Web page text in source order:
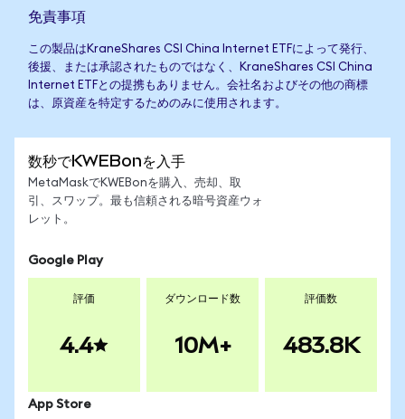
免責事項
この製品はKraneShares CSI China Internet ETFによって発行、
後援、または承認されたものではなく、KraneShares CSI China
Internet ETFとの提携もありません。会社名およびその他の商標
は、原資産を特定するためのみに使用されます。
数秒でKWEBonを入手
MetaMaskでKWEBonを購入、売却、取
引、スワップ。最も信頼される暗号資産ウォ
レット。
Google Play
評価
4.4
ダウンロード数
10M+
評価数
483.8K
App Store